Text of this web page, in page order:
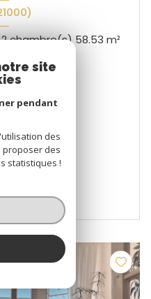
Appartement 3 pièce(s) 2 chambre(s) 58.53 m²
1
site
pendant
des
proposer des
statistiques !